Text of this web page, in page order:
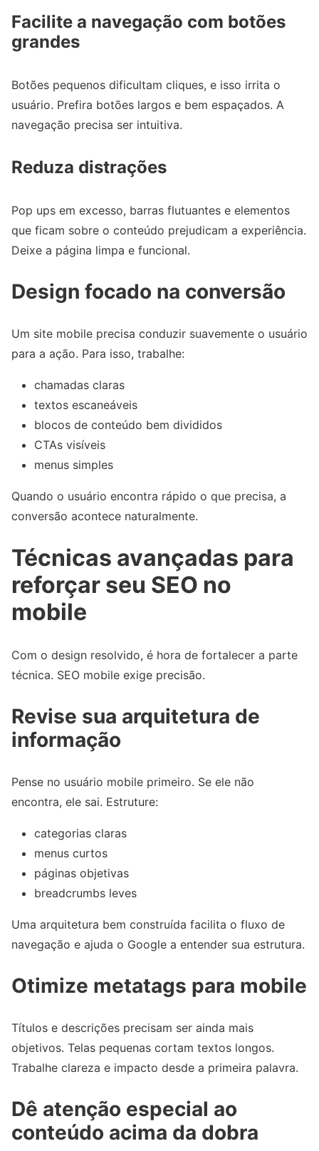
Facilite a navegação com botões
grandes
Botões pequenos dificultam cliques, e isso irrita o
usuário. Prefira botões largos e bem espaçados. A
navegação precisa ser intuitiva.
Reduza distrações
Pop ups em excesso, barras flutuantes e elementos
que ficam sobre o conteúdo prejudicam a experiência.
Deixe a página limpa e funcional.
Design focado na conversão
Um site mobile precisa conduzir suavemente o usuário
para a ação. Para isso, trabalhe:
chamadas claras
textos escaneáveis
blocos de conteúdo bem divididos
CTAs visíveis
menus simples
Quando o usuário encontra rápido o que precisa, a
conversão acontece naturalmente.
Técnicas avançadas para
reforçar seu SEO no
mobile
Com o design resolvido, é hora de fortalecer a parte
técnica. SEO mobile exige precisão.
Revise sua arquitetura de
informação
Pense no usuário mobile primeiro. Se ele não
encontra, ele sai. Estruture:
categorias claras
menus curtos
páginas objetivas
breadcrumbs leves
Uma arquitetura bem construída facilita o fluxo de
navegação e ajuda o Google a entender sua estrutura.
Otimize metatags para mobile
Títulos e descrições precisam ser ainda mais
objetivos. Telas pequenas cortam textos longos.
Trabalhe clareza e impacto desde a primeira palavra.
Dê atenção especial ao
conteúdo acima da dobra